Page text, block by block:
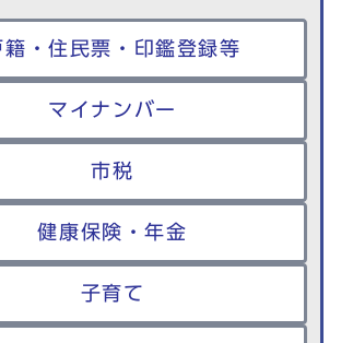
籍・住民票・印鑑登録等
マイナンバー
市税
健康保険・年金
子育て